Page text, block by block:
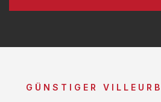
GÜNSTIGER